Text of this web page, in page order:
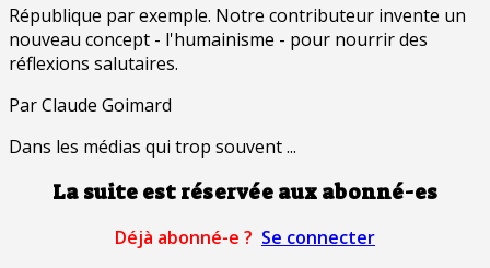
République par exemple. Notre contributeur invente un
nouveau concept - l'humainisme - pour nourrir des
réflexions salutaires.
Par Claude Goimard
Dans les médias qui trop souvent ...
La suite est réservée aux abonné-es
Déjà abonné-e ? Se connecter